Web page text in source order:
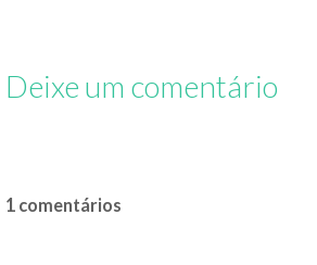
Deixe um comentário
1 comentários